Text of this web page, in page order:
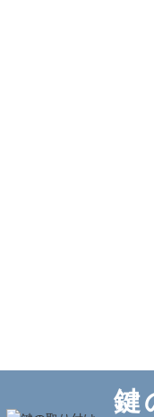
鍵